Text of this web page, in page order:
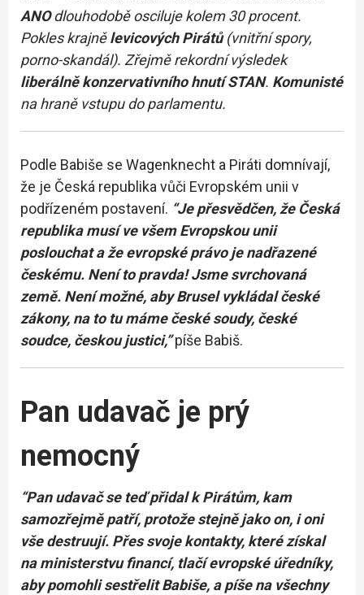
ANOdlouhodobě osciluje kolem 30 procent.
Pokles krajnělevicových Pirátů(vnitřní spory,
porno-skandál). Zřejmě rekordní výsledek
liberálně konzervativního hnutí STAN. Komunisté
na hraně vstupu do parlamentu.
Podle Babiše se Wagenknecht a Piráti domnívají,
že je Česká republika vůči Evropském unii v
podřízeném postavení. “Je přesvědčen, že Česká
republika musí ve všem Evropskou unii
poslouchat a že evropské právo je nadřazené
českému. Není to pravda! Jsme svrchovaná
země. Není možné, aby Brusel vykládal české
zákony, na to tu máme české soudy, české
soudce, českou justici,”píše Babiš.
Pan udavač je prý
nemocný
“Pan udavač se teď přidal k Pirátům, kam
samozřejmě patří, protože stejně jako on, i oni
vše destruují. Přes svoje kontakty, které získal
na ministerstvu financí, tlačí evropské úředníky,
aby pomohli sestřelit Babiše, a píše na všechny